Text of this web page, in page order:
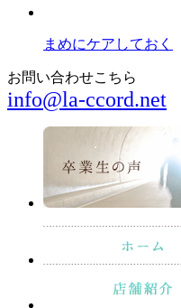
まめにケアしておく
お問い合わせこちら
info@la-ccord.net